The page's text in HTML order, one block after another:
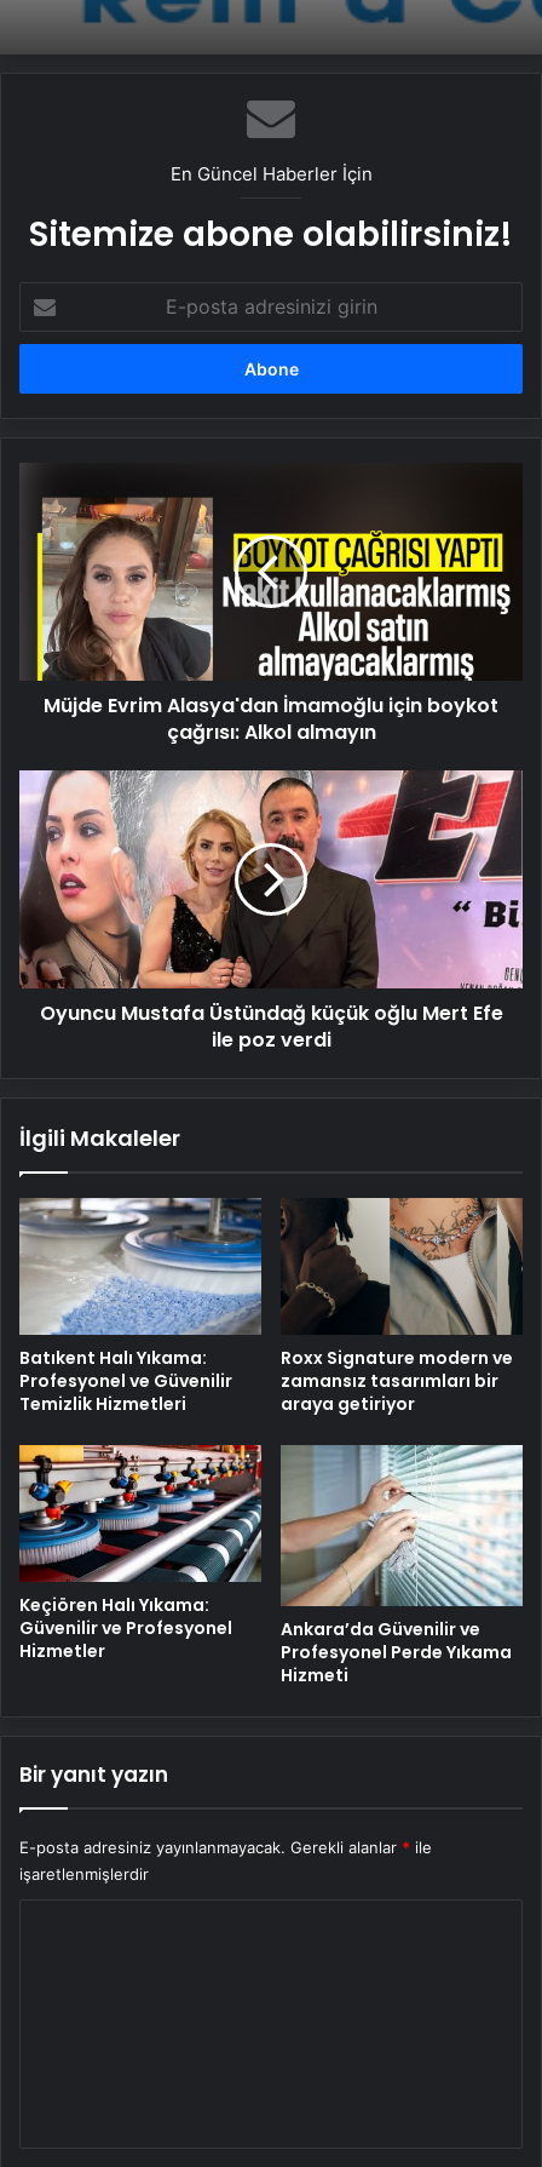
En Güncel Haberler İçin
Sitemize abone olabilirsiniz!
posta
adresinizi
Evrim
Alasya'dan
İmamoğlu
boykot
çağrısı:
Alkol
almayın
Müjde Evrim Alasya'dan İmamoğlu için boykot
çağrısı: Alkol almayın
Oyuncu
Mustafa
Üstündağ
küçük
oğlu
Mert
ile
poz
verdiOyuncu Mustafa Üstündağ küçük oğlu Mert Efe
ile poz verdi
İlgili Makaleler
Batıkent Halı Yıkama:
Profesyonel ve Güvenilir
Temizlik Hizmetleri
Roxx Signature modern ve
zamansız tasarımları bir
araya getiriyor
Keçiören Halı Yıkama:
Güvenilir ve Profesyonel
Hizmetler
Ankara’da Güvenilir ve
Profesyonel Perde Yıkama
Hizmeti
Bir yanıt yazın
E-posta adresiniz yayınlanmayacak. Gerekli alanlar * ile
işaretlenmişlerdir